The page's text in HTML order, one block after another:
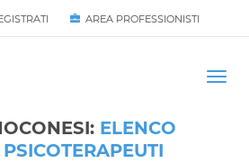
AvviaAREA PROFESSIONISTI
ELENCO